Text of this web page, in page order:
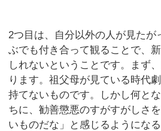
2つ目は、自分以外の人が見たが
ぶでも付き合って観ることで、
しれないということです。まず
ります。祖父母が見ている時代
持てないものです。しかし何と
ちに、勧善懲悪のすがすがしさ
いものだな」と感じるようにな